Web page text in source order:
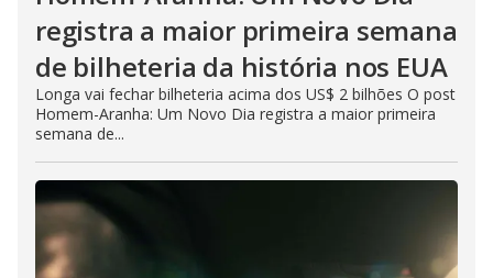
registra a maior primeira semana
de bilheteria da história nos EUA
Longa vai fechar bilheteria acima dos US$ 2 bilhões O post
Homem-Aranha: Um Novo Dia registra a maior primeira
semana de...